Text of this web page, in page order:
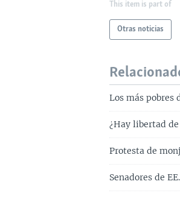
This item is part of
Otras noticias
Los más pobres
¿Hay libertad de
Protesta de
Senadores de